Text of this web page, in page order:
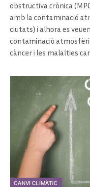
obstructiva crònica
amb la contaminació
ciutats) i alhora es
contaminació
càncer i les malalties
CANVI CLIMÀTIC